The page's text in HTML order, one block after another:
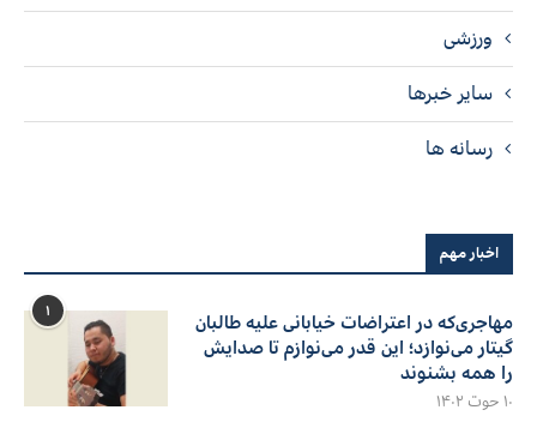
ورزشی
سایر خبرها
رسانه ها
اخبار مهم
۱
مهاجری‌که در اعتراضات خیابانی علیه طالبان
گیتار می‌نوازد؛ این قدر می‌نوازم تا صدایش
را همه بشنوند
۱۰ حوت ۱۴۰۲